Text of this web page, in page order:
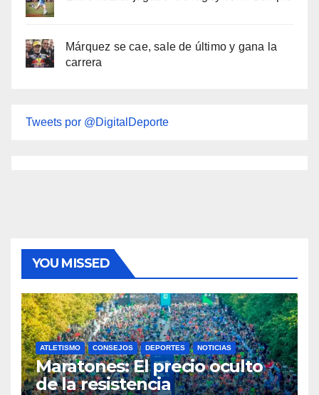
Márquez se cae, sale de último y gana la
carrera
Tweets por @DigitalDeporte
YOU MISSED
ATLETISMO CONSEJOS DEPORTES NOTICIAS
Maratones: El precio oculto
de la resistencia